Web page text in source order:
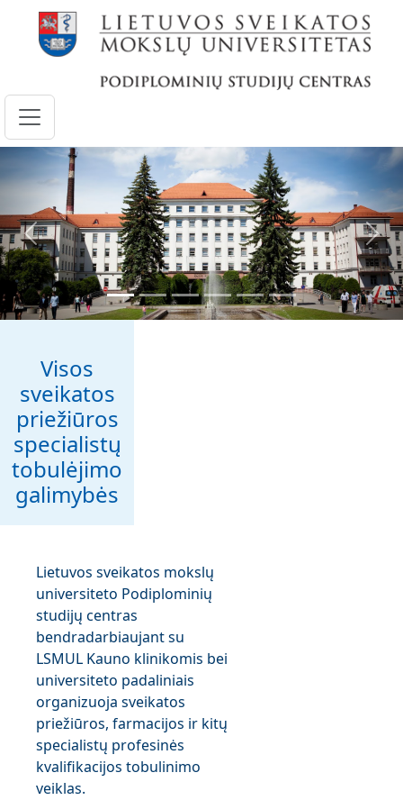
Pereiti į pagrindinį turinį
Ankstesnis
Visos
sveikatos
priežiūros
specialistų
tobulėjimo
galimybės
Lietuvos sveikatos mokslų
universiteto Podiplominių
studijų centras
bendradarbiaujant su
LSMUL Kauno klinikomis bei
universiteto padaliniais
organizuoja sveikatos
priežiūros, farmacijos ir kitų
specialistų profesinės
kvalifikacijos tobulinimo
veiklas.